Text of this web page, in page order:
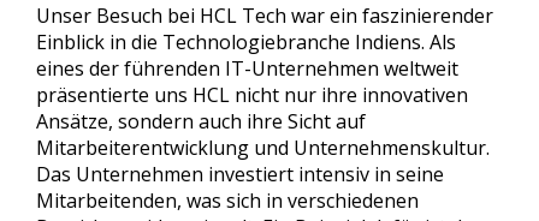
Unser Besuch bei HCL Tech war ein faszinierender
Einblick in die Technologiebranche Indiens. Als
eines der führenden IT-Unternehmen weltweit
präsentierte uns HCL nicht nur ihre innovativen
Ansätze, sondern auch ihre Sicht auf
Mitarbeiterentwicklung und Unternehmenskultur.
Das Unternehmen investiert intensiv in seine
Mitarbeitenden, was sich in verschiedenen